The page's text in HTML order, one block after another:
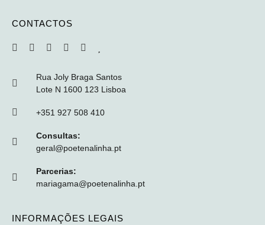
CONTACTOS
Rua Joly Braga Santos
Lote N 1600 123 Lisboa
+351 927 508 410
Consultas:
geral@poetenalinha.pt
Parcerias:
mariagama@poetenalinha.pt
INFORMAÇÕES LEGAIS